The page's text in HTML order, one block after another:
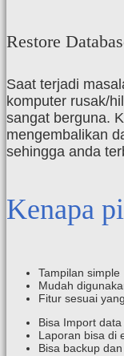
Restore
Saat terjadi
komputer rusak/
sangat berguna.
mengembalikan
sehingga anda
Kenapa
Tampilan simple
Mudah
Fitur sesuai
Bisa Import
Laporan bisa di
Bisa backup